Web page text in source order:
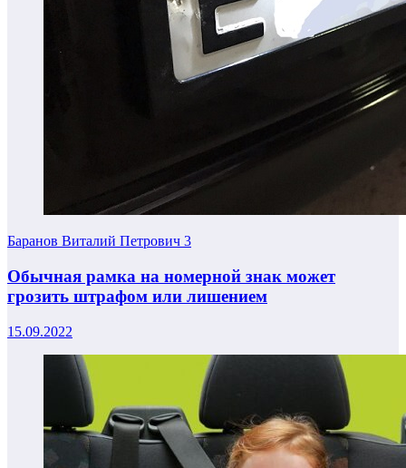
Баранов Виталий Петрович 3
Обычная рамка на номерной знак может
грозить штрафом или лишением
15.09.2022